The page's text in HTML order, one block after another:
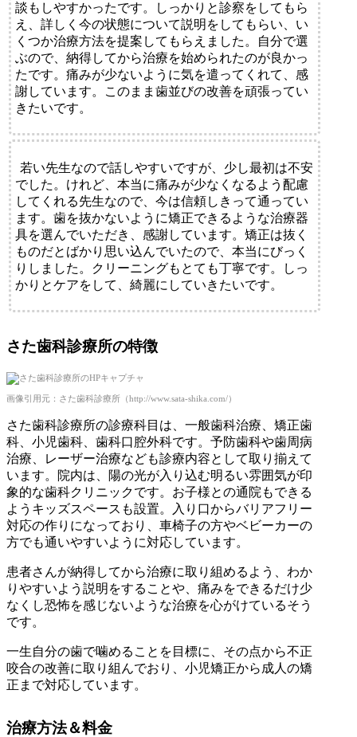
談もしやすかったです。しっかりと診察をしてもら
え、詳しく今の状態について説明をしてもらい、い
くつか治療方法を提案してもらえました。自分で選
ぶので、納得してから治療を始められたのが良かっ
たです。痛みが少ないように気を遣ってくれて、感
謝しています。このまま歯並びの改善を頑張ってい
きたいです。
若い先生なので話しやすいですが、少し最初は不安
でした。けれど、本当に痛みが少なくなるよう配慮
してくれる先生なので、今は信頼しきって通ってい
ます。歯を抜かないように矯正できるような治療器
具を選んでいただき、感謝しています。矯正は抜く
ものだとばかり思い込んでいたので、本当にびっく
りしました。クリーニングもとても丁寧です。しっ
かりとケアをして、綺麗にしていきたいです。
さた歯科診療所の特徴
画像引用元：さた歯科診療所（http://www.sata-shika.com/）
さた歯科診療所の診療科目は、一般歯科治療、矯正歯
科、小児歯科、歯科口腔外科です。予防歯科や歯周病
治療、レーザー治療なども診療内容として取り揃えて
います。院内は、陽の光が入り込む明るい雰囲気が印
象的な歯科クリニックです。お子様との通院もできる
ようキッズスペースも設置。入り口からバリアフリー
対応の作りになっており、車椅子の方やベビーカーの
方でも通いやすいように対応しています。
患者さんが納得してから治療に取り組めるよう、わか
りやすいよう説明をすることや、痛みをできるだけ少
なくし恐怖を感じないような治療を心がけているそう
です。
一生自分の歯で噛めることを目標に、その点から不正
咬合の改善に取り組んでおり、小児矯正から成人の矯
正まで対応しています。
治療方法＆料金